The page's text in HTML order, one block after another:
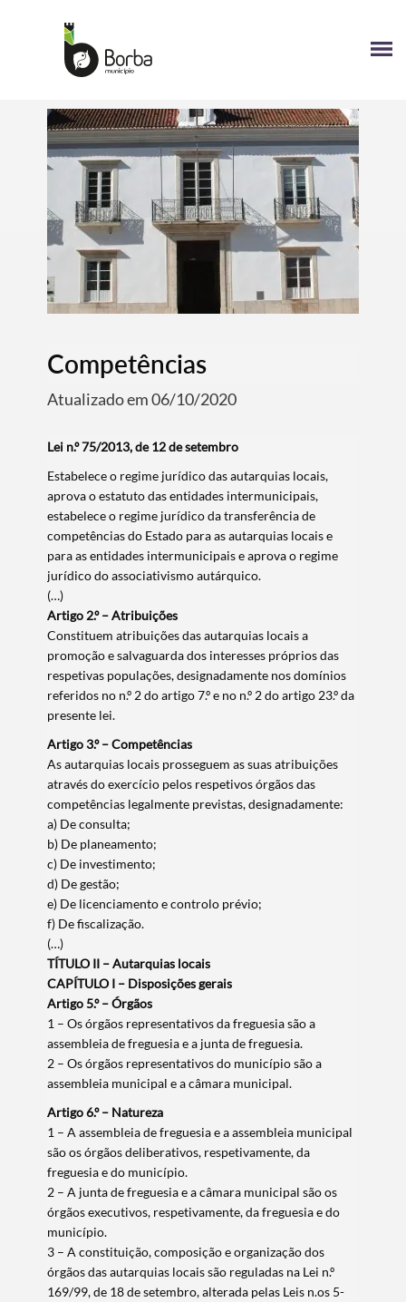
Competências
Atualizado em 06/10/2020
Lei n.º 75/2013, de 12 de setembro
Estabelece o regime jurídico das autarquias locais,
aprova o estatuto das entidades intermunicipais,
estabelece o regime jurídico da transferência de
competências do Estado para as autarquias locais e
para as entidades intermunicipais e aprova o regime
jurídico do associativismo autárquico.
(…)
Artigo 2.º – Atribuições
Constituem atribuições das autarquias locais a
promoção e salvaguarda dos interesses próprios das
respetivas populações, designadamente nos domínios
referidos no n.º 2 do artigo 7.º e no n.º 2 do artigo 23.º da
presente lei.
Artigo 3.º – Competências
As autarquias locais prosseguem as suas atribuições
através do exercício pelos respetivos órgãos das
competências legalmente previstas, designadamente:
a) De consulta;
b) De planeamento;
c) De investimento;
d) De gestão;
e) De licenciamento e controlo prévio;
f) De fiscalização.
(…)
TÍTULO II – Autarquias locais
CAPÍTULO I – Disposições gerais
Artigo 5.º – Órgãos
1 – Os órgãos representativos da freguesia são a
assembleia de freguesia e a junta de freguesia.
2 – Os órgãos representativos do município são a
assembleia municipal e a câmara municipal.
Artigo 6.º – Natureza
1 – A assembleia de freguesia e a assembleia municipal
são os órgãos deliberativos, respetivamente, da
freguesia e do município.
2 – A junta de freguesia e a câmara municipal são os
órgãos executivos, respetivamente, da freguesia e do
município.
3 – A constituição, composição e organização dos
órgãos das autarquias locais são reguladas na Lei n.º
169/99, de 18 de setembro, alterada pelas Leis n.os 5-